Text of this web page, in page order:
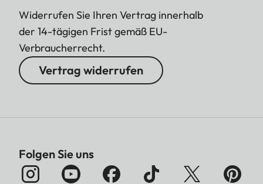
Widerrufen Sie Ihren Vertrag innerhalb
der 14-tägigen Frist gemäß EU-
Verbraucherrecht.
Vertrag widerrufen
Folgen Sie uns